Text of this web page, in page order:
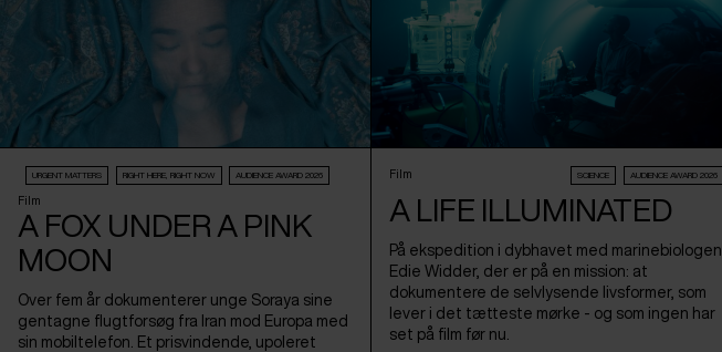
Film
URGENT MATTERS RIGHT HERE, RIGHT NOW AUDIENCE AWARD 2026
A FOX UNDER A PINK
MOON
Over fem år dokumenterer unge Soraya sine
gentagne flugtforsøg fra Iran mod Europa med
sin mobiltelefon. Et prisvindende, upoleret
Film SCIENCE AUDIENCE AWARD 2026
A LIFE ILLUMINATED
På ekspedition i dybhavet med marinebiologen
Edie Widder, der er på en mission: at
dokumentere de selvlysende livsformer, som
lever i det tætteste mørke - og som ingen har
set på film før nu.